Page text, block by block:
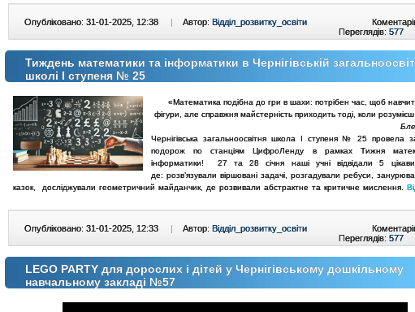
Опубліковано: 31-01-2025, 12:38 | Автор: Відділ_розвитку_освіти
Переглядів: 577
Тиждень математики та інформатики в Чернігівській
школі І ступеня № 25
«Математика подібна до гри в шахи: потрібен час, щоб
фігури, але справжня майстерність приходить тоді, коли
Чернігівська загальноосвітня школа І ступеня № 25 провела
подорож по станціям ЦифроЛенду в рамках Тижня
інформатики!
27 та 28 січня наші учні відвідали 5
де: розв’язували віршовані задачі, розгадували ребуси,
казок, досліджували геометричний майданчик, де розвивали абстрактне та критичне мислення.
Опубліковано: 31-01-2025, 12:33 | Автор: Відділ_розвитку_освіти
Переглядів: 577
LEGO PARTY для дорослих і дітей у Чернігівському дошкільному
навчальному закладі №57